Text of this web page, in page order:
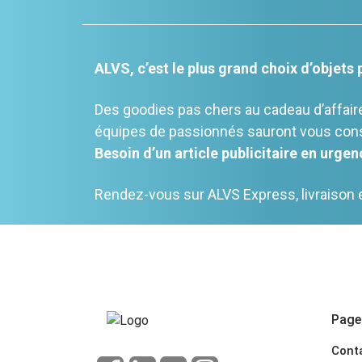
ALVS, c’est le plus grand choix
Des goodies pas chers au cadeau
équipes de passionnés sauront vous
Besoin d’un article publicitaire en
Rendez-vous sur ALVS Express,